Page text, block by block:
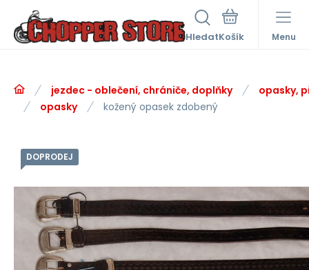
Hledat Menu
jezdec - oblečení, chrániče, doplňky
opasky,
opasky
kožený opasek zdobený
DOPRODEJ